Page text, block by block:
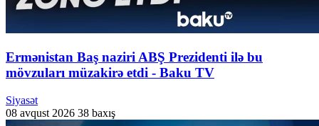
Ermənistan Baş naziri ABŞ Prezidenti ilə bu
mövzuları müzakirə etdi - Baku TV
Siyasət
08 avqust 2026 38 baxış